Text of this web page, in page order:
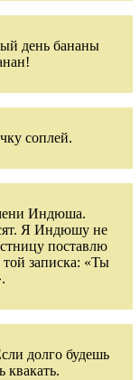
день бананы
соплей.
Индюша.
Я Индюшу не
поставлю
записка: «Ты
долго будешь
квакать.